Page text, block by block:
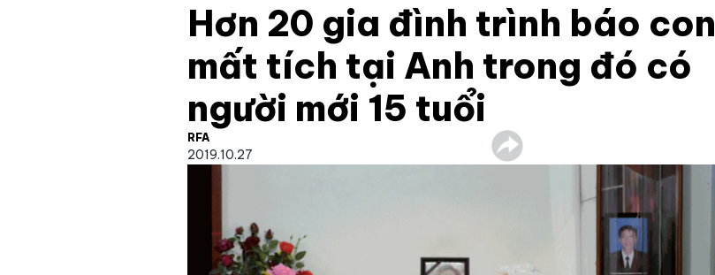
Hơn 20 gia đình trình báo con
mất tích tại Anh trong đó có
người mới 15 tuổi
RFA
2019.10.27